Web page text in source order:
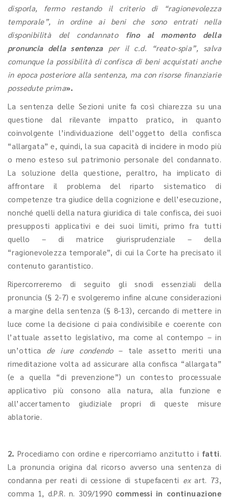
disporla, fermo restando il criterio di “ragionevolezza
temporale”, in ordine ai beni che sono entrati nella
disponibilità del condannato fino al momento della
pronuncia della sentenzaper il c.d. “reato-spia”, salva
comunque la possibilità di confisca di beni acquistati anche
in epoca posteriore alla sentenza, ma con risorse finanziarie
possedute prima».
La sentenza delle Sezioni unite fa così chiarezza su una
questione dal rilevante impatto pratico, in quanto
coinvolgente l’individuazione dell’oggetto della confisca
“allargata” e, quindi, la sua capacità di incidere in modo più
o meno esteso sul patrimonio personale del condannato.
La soluzione della questione, peraltro, ha implicato di
affrontare il problema del riparto sistematico di
competenze tra giudice della cognizione e dell’esecuzione,
nonché quelli della natura giuridica di tale confisca, dei suoi
presupposti applicativi e dei suoi limiti, primo fra tutti
quello – di matrice giurisprudenziale – della
“ragionevolezza temporale”, di cui la Corte ha precisato il
contenuto garantistico.
Ripercorreremo di seguito gli snodi essenziali della
pronuncia (§ 2-7) e svolgeremo infine alcune considerazioni
a margine della sentenza (§ 8-13), cercando di mettere in
luce come la decisione ci paia condivisibile e coerente con
l’attuale assetto legislativo, ma come al contempo – in
un’ottica de iure condendo– tale assetto meriti una
rimeditazione volta ad assicurare alla confisca “allargata”
(e a quella “di prevenzione”) un contesto processuale
applicativo più consono alla natura, alla funzione e
all’accertamento giudiziale propri di queste misure
ablatorie.
2. Procediamo con ordine e ripercorriamo anzitutto i fatti.
La pronuncia origina dal ricorso avverso una sentenza di
condanna per reati di cessione di stupefacenti exart. 73,
comma 1, d.P.R. n. 309/1990 commessi in continuazione